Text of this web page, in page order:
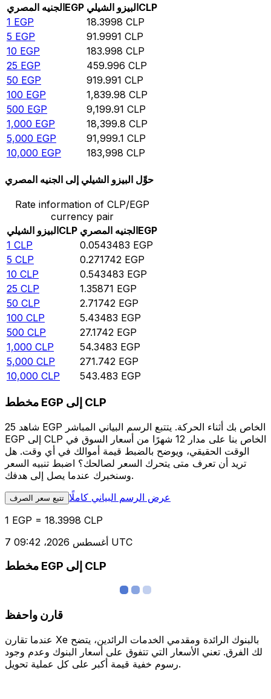
الجنيه المصريEGP البيزو الشيليCLP
1 EGP 18.3998 CLP
5 EGP 91.9991 CLP
10 EGP 183.998 CLP
25 EGP 459.996 CLP
50 EGP 919.991 CLP
100 EGP 1,839.98 CLP
500 EGP 9,199.91 CLP
1,000 EGP 18,399.8 CLP
5,000 EGP 91,999.1 CLP
10,000 EGP 183,998 CLP
حوِّل البيزو الشيلي إلى الجنيه المصري
Rate information of CLP/EGP
currency pair
البيزو الشيليCLP الجنيه المصريEGP
1 CLP 0.0543483 EGP
5 CLP 0.271742 EGP
10 CLP 0.543483 EGP
25 CLP 1.35871 EGP
50 CLP 2.71742 EGP
100 CLP 5.43483 EGP
500 CLP 27.1742 EGP
1,000 CLP 54.3483 EGP
5,000 CLP 271.742 EGP
10,000 CLP 543.483 EGP
مخطط EGP إلى CLP
شاهد 25 EGP الخاص بك أثناء الحركة. يتتبع الرسم البياني المباشر
EGP إلى CLP الخاص بنا على مدار 12 شهرًا من أسعار السوق في
الوقت الحقيقي، ويوضح بالضبط قيمة أموالك في أي وقت. هل
تريد أن تعرف متى يتحرك السعر لصالحك؟ اضبط تنبيه السعر
وسنخبرك عندما يصل إلى هدفك.
تتبع سعر الصرف عرض الرسم البياني كاملًا
1 EGP = 18.3998 CLP
7 أغسطس 2026، 09:42 UTC
مخطط EGP إلى CLP
قارن واحفظ
عندما تقارن Xe بالبنوك الرائدة ومقدمي الخدمات الرائدين، يتضح
لك الفرق. تعني الأسعار التي تتفوق على أسعار البنوك وعدم وجود
رسوم خفية قيمة أكبر على كل عملية تحويل.